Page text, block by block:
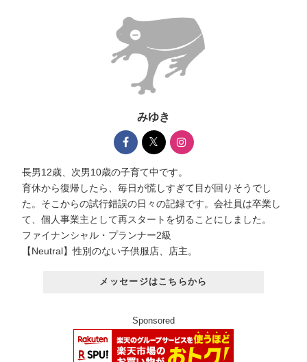
みゆき
長男12歳、次男10歳の子育て中です。
育休から復帰したら、毎日が慌しすぎて目が回りそうでし
た。そこからの試行錯誤の日々の記録です。会社員は卒業し
て、個人事業主として再スタートを切ることにしました。
ファイナンシャル・プランナー2級
【Neutral】性別のない子供服店、店主。
メッセージはこちらから
Sponsored